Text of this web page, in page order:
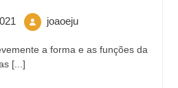
joaoeju
a forma e as funções da
[...]